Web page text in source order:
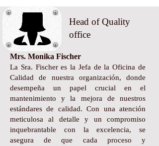
Head of Quality
office
Mrs. Monika Fischer
La Sra. Fischer es la Jefa de la Oficina de
Calidad de nuestra organización, donde
desempeña un papel crucial en el
mantenimiento y la mejora de nuestros
estándares de calidad. Con una atención
meticulosa al detalle y un compromiso
inquebrantable con la excelencia, se
asegura de que cada proceso y